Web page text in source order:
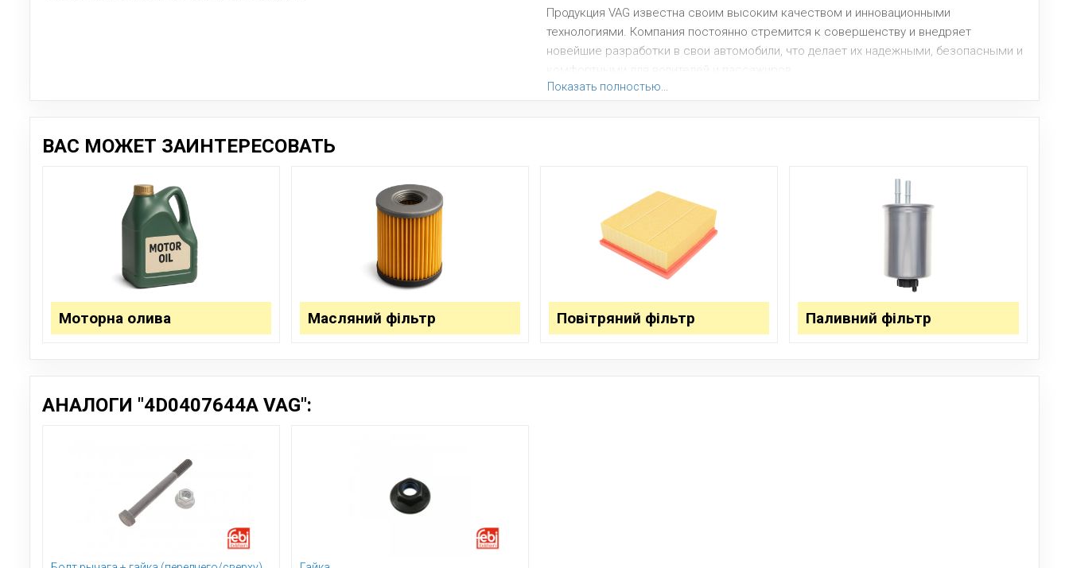
Продукция VAG известна своим высоким качеством и инновационными
технологиями. Компания постоянно стремится к совершенству и внедряет
новейшие разработки в свои автомобили, что делает их надежными, безопасными и
комфортными для водителей и пассажиров.
Экологическая ответственность
Компания активно работает над уменьшением экологического воздействия своей
деятельности и производства автомобилей. Она внедряет новые технологии, чтобы
снизить выбросы и повысить энергоэффективность своих автомобилей.
Надежный и инновационный, VAG - ваш партнер в мире
автомобильной индустрии!
Показать полностью...
ВАС МОЖЕТ ЗАИНТЕРЕСОВАТЬ
Моторна олива Масляний фільтр Повітряний фільтр Паливний фільтр
АНАЛОГИ "4D0407644A VAG":